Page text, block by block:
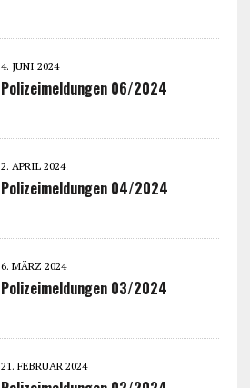
4. JUNI 2024
Polizeimeldungen 06/2024
2. APRIL 2024
Polizeimeldungen 04/2024
6. MÄRZ 2024
Polizeimeldungen 03/2024
21. FEBRUAR 2024